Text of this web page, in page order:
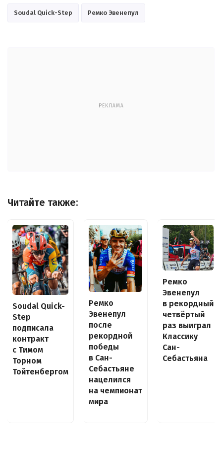
Soudal Quick-Step Ремко Эвенепул
РЕКЛАМА
Читайте также:
Soudal Quick-
Step
подписала
контракт
с Тимом
Торном
Тойтенбергом
Ремко
Эвенепул
после
рекордной
победы
в Сан-
Себастьяне
нацелился
на чемпионат
мира
Ремко
Эвенепул
в рекордный
четвёртый
раз выиграл
Классику
Сан-
Себастьяна